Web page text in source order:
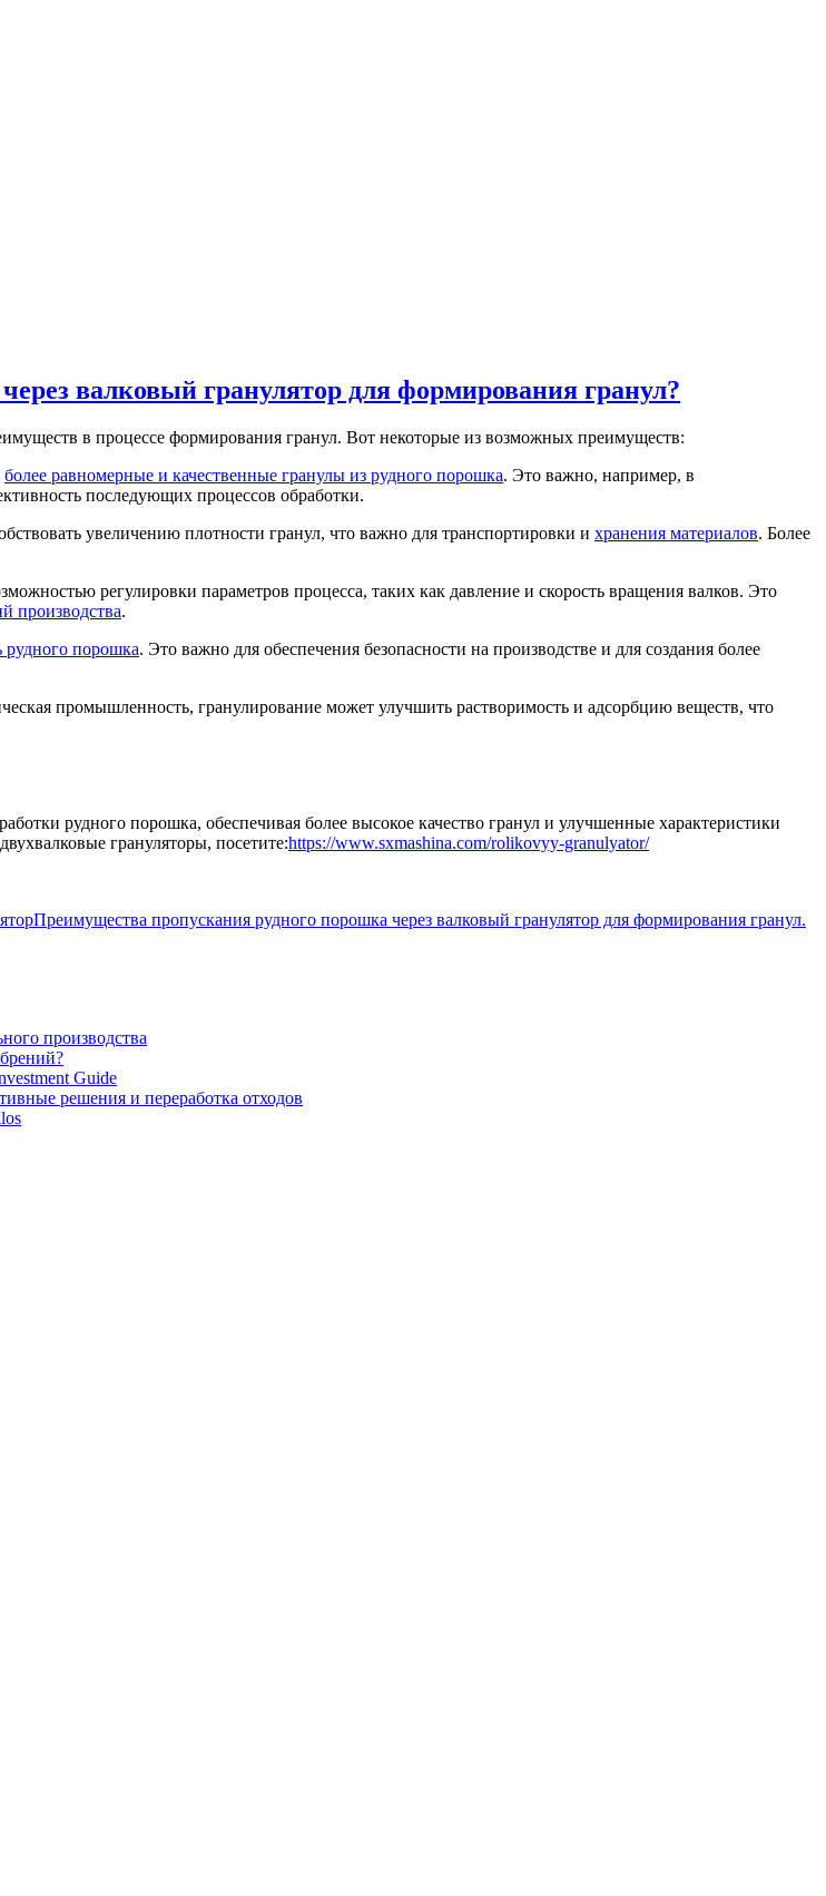
валковый гранулятор для формирования гранул?
в процессе формирования гранул. Вот некоторые из возможных преимуществ:
более равномерные и качественные гранулы из рудного порошка. Это важно, например, в
последующих процессов обработки.
увеличению плотности гранул, что важно для транспортировки и хранения материалов. Более
регулировки параметров процесса, таких как давление и скорость вращения валков. Это
производства.
рудного порошка. Это важно для обеспечения безопасности на производстве и для создания более
промышленность, гранулирование может улучшить растворимость и адсорбцию веществ, что
рудного порошка, обеспечивая более высокое качество гранул и улучшенные характеристики
грануляторы, посетите:https://www.sxmashina.com/rolikovyy-granulyator/
Преимущества пропускания рудного порошка через валковый гранулятор для формирования гранул.
производства
Guide
решения и переработка отходов